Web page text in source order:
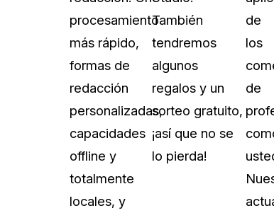
Casos Practicos
sus necesidades de redacción
Centro de Ayuda
Obtenga respuestas a sus
CaseGuard
Videoteca
CaseGuard. Práctica nuevas
procesamiento
más rápido,
formas de
redacción
personalizadas,
capacidades
offline y
totalmente
locales, y
También
tendremos
algunos
regalos y un
sorteo gratuito,
¡así que no se
lo pierda!
de
los
de